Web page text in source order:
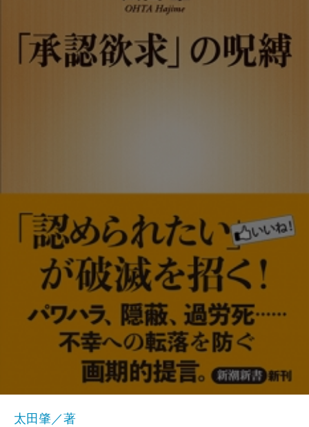
太田肇／著